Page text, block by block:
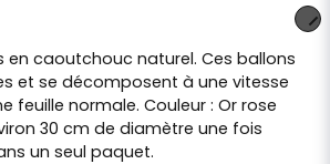
en caoutchouc naturel. Ces ballons
et se décomposent à une vitesse
feuille normale. Couleur : Or rose
30 cm de diamètre une fois
un seul paquet.